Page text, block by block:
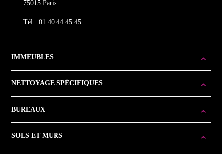
75015 Paris
Tél : 01 40 44 45 45
IMMEUBLES
NETTOYAGE SPÉCIFIQUES
BUREAUX
SOLS ET MURS